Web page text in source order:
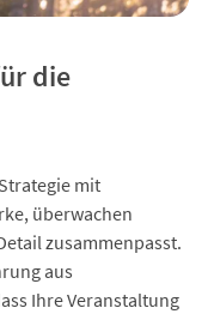
die
mit
überwachen
zusammenpasst.
aus
Ihre Veranstaltung